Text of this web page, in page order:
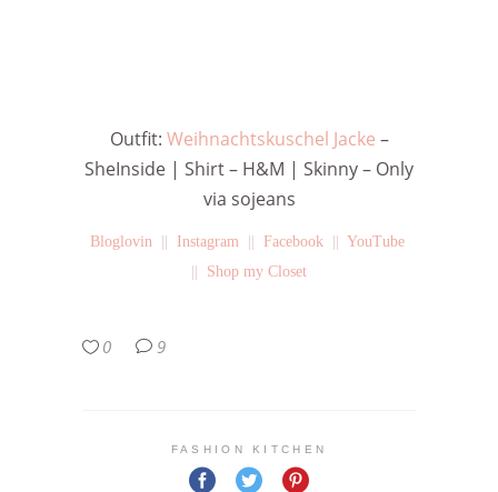
Outfit: Weihnachtskuschel Jacke –
SheInside | Shirt – H&M | Skinny – Only
via sojeans
Bloglovin|| Instagram|| Facebook|| YouTube
Shop my Closet
0 9
FASHION KITCHEN